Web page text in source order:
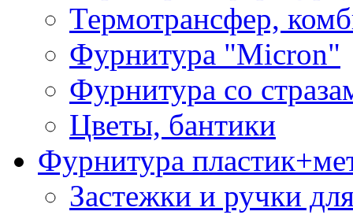
Термотрансфер,
Фурнитура "Micron"
Фурнитура со
Цветы, бантики
Фурнитура
Застежки и ручки